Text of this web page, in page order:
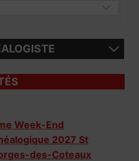
Week-End
2027 St
des-Coteaux